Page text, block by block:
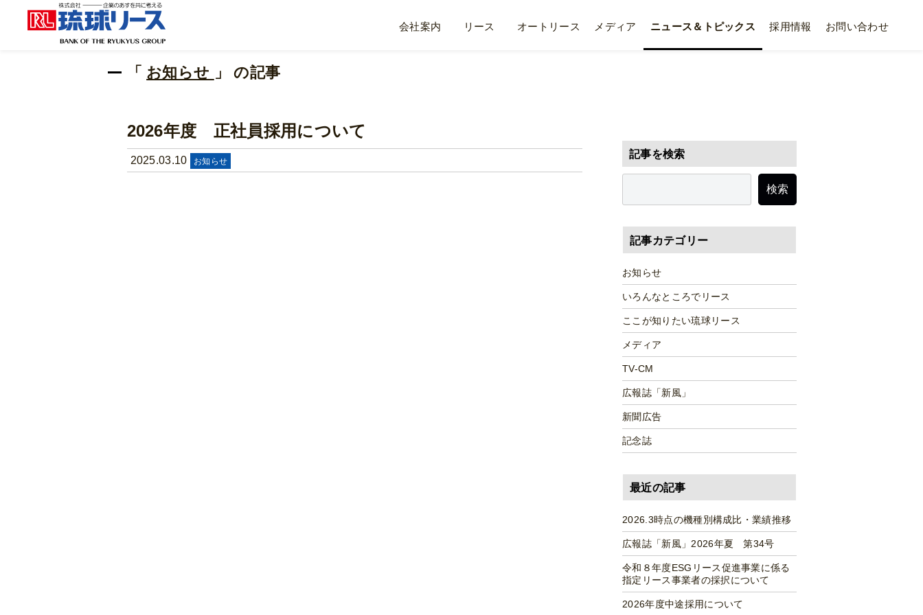
会社案内 リース オートリース メディア ニュース＆トピックス 採用情報 お問い合わせ
「 お知らせ 」 の記事
2026年度 正社員採用について
2025.03.10 お知らせ
記事を検索
検索
記事カテゴリー
お知らせ
いろんなところでリース
ここが知りたい琉球リース
メディア
TV-CM
広報誌「新風」
新聞広告
記念誌
最近の記事
2026.3時点の機種別構成比・業績推移
広報誌「新風」2026年夏 第34号
令和８年度ESGリース促進事業に係る
指定リース事業者の採択について
2026年度中途採用について